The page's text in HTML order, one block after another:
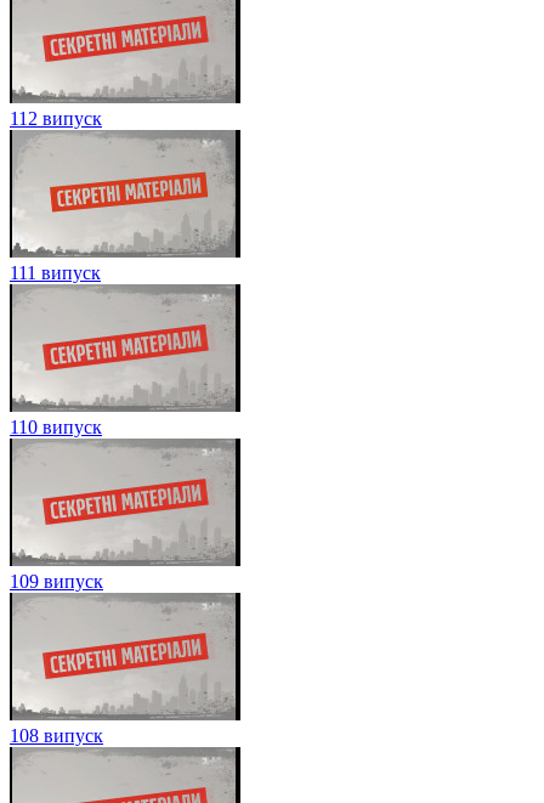
112 випуск
111 випуск
110 випуск
109 випуск
108 випуск